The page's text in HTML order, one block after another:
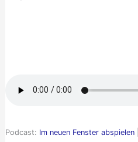
und
Podcast: Im neuen Fenster abspielen|